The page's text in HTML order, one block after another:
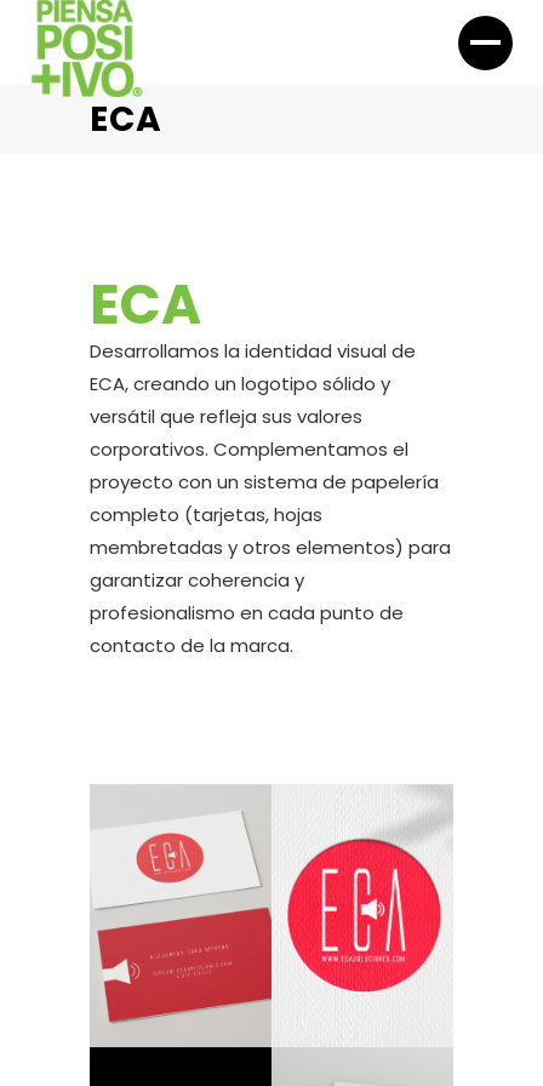
ECA
ECA
Desarrollamos la identidad visual de
ECA, creando un logotipo sólido y
versátil que refleja sus valores
corporativos. Complementamos el
proyecto con un sistema de papelería
completo (tarjetas, hojas
membretadas y otros elementos) para
garantizar coherencia y
profesionalismo en cada punto de
contacto de la marca.